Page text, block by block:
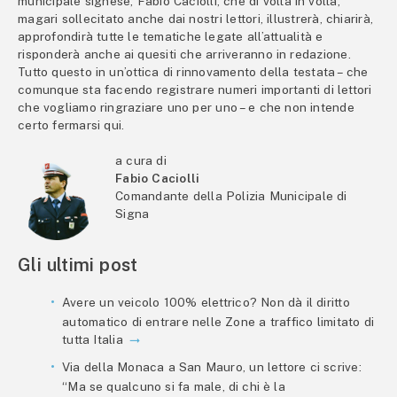
magari sollecitato anche dai nostri lettori, illustrerà, chiarirà,
approfondirà tutte le tematiche legate all’attualità e
risponderà anche ai quesiti che arriveranno in redazione.
Tutto questo in un’ottica di rinnovamento della testata – che
comunque sta facendo registrare numeri importanti di lettori
che vogliamo ringraziare uno per uno – e che non intende
certo fermarsi qui.
a cura di
Fabio Caciolli
Comandante della Polizia Municipale di
Signa
Gli ultimi post
Avere un veicolo 100% elettrico? Non dà il diritto
automatico di entrare nelle Zone a traffico limitato di
tutta Italia
Via della Monaca a San Mauro, un lettore ci scrive:
“Ma se qualcuno si fa male, di chi è la